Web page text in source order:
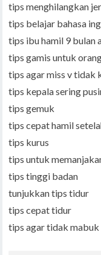
tips menghilangkan
tips belajar bahasa
tips ibu hamil 9 bulan
tips gamis untuk
tips agar miss v tidak
tips kepala sering
tips gemuk
tips cepat hamil
tips kurus
tips untuk
tips tinggi badan
tunjukkan tips tidur
tips cepat tidur
tips agar tidak mabuk